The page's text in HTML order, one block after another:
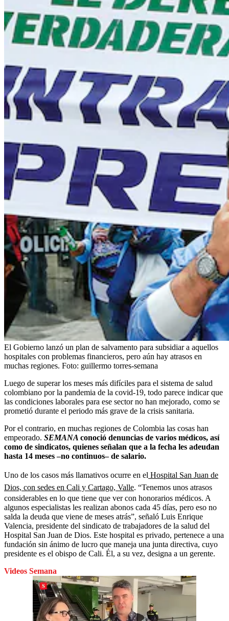
El Gobierno lanzó un plan de salvamento para subsidiar a aquellos
hospitales con problemas financieros, pero aún hay atrasos en
muchas regiones. Foto: guillermo torres-semana
Luego de superar los meses más difíciles para el sistema de salud
colombiano por la pandemia de la covid-19, todo parece indicar que
las condiciones laborales para ese sector no han mejorado, como se
prometió durante el periodo más grave de la crisis sanitaria.
Por el contrario, en muchas regiones de Colombia las cosas han
empeorado. SEMANA conoció denuncias de varios médicos, así
como de sindicatos, quienes señalan que a la fecha les adeudan
hasta 14 meses –no continuos– de salario.
Uno de los casos más llamativos ocurre en el Hospital San Juan de
Dios, con sedes en Cali y Cartago, Valle. “Tenemos unos atrasos
considerables en lo que tiene que ver con honorarios médicos. A
algunos especialistas les realizan abonos cada 45 días, pero eso no
salda la deuda que viene de meses atrás”, señaló Luis Enrique
Valencia, presidente del sindicato de trabajadores de la salud del
Hospital San Juan de Dios. Este hospital es privado, pertenece a una
fundación sin ánimo de lucro que maneja una junta directiva, cuyo
presidente es el obispo de Cali. Él, a su vez, designa a un gerente.
Videos Semana